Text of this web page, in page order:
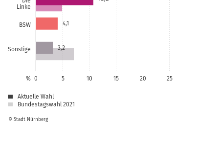
Linke
BSW
Sonstige
0 5 10 15 20 25
%
4,1
3,2
© Stadt Nürnberg
Aktuelle Wahl
Bundestagswahl 2021